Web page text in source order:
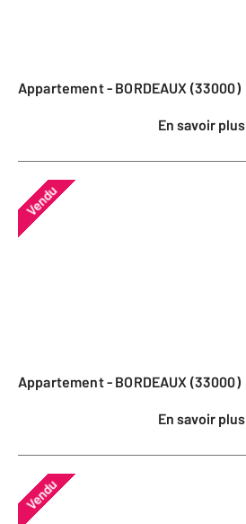
Appartement - BORDEAUX (33000)
En savoir plus
Vendu
Appartement - BORDEAUX (33000)
En savoir plus
Vendu